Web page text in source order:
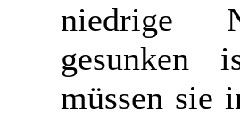
niedrige
gesunken
müssen sie